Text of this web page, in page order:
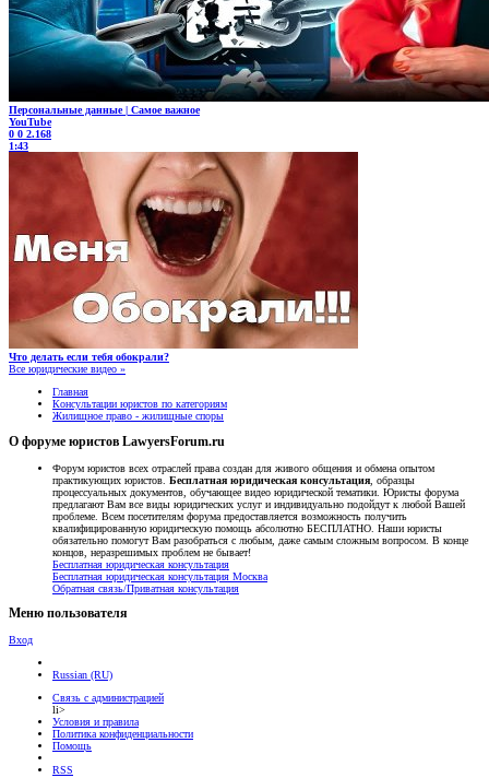
Персональные данные | Самое важное
YouTube
0 0 2.168
1:43
Что делать если тебя обокрали?
Все юридические видео »
Главная
Консультации юристов по категориям
Жилищное право - жилищные споры
О форуме юристов LawyersForum.ru
Форум юристов всех отраслей права создан для живого общения и обмена опытом
практикующих юристов. Бесплатная юридическая консультация , образцы
процессуальных документов, обучающее видео юридической тематики. Юристы форума
предлагают Вам все виды юридических услуг и индивидуально подойдут к любой Вашей
проблеме. Всем посетителям форума предоставляется возможность получить
квалифицированную юридическую помощь абсолютно БЕСПЛАТНО. Наши юристы
обязательно помогут Вам разобраться с любым, даже самым сложным вопросом. В конце
концов, неразрешимых проблем не бывает!
Бесплатная юридическая консультация
Бесплатная юридическая консультация Москва
Обратная связь/Приватная консультация
Меню пользователя
Вход
Russian (RU)
Связь с администрацией
li>
Условия и правила
Политика конфиденциальности
Помощь
RSS